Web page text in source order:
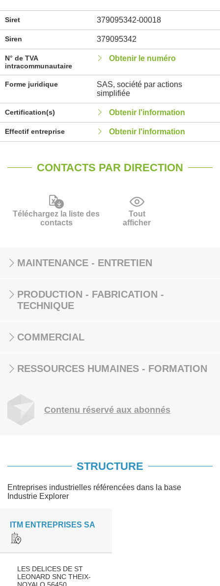
Siret 379095342-00018
Siren 379095342
N° de TVA
intracommunautaire
Obtenir le numéro
Forme juridique
SAS, société par actions
simplifiée
Certification(s) Obtenir l'information
Effectif entreprise Obtenir l'information
CONTACTS PAR DIRECTION
Téléchargez la liste des
contacts
Tout
afficher
MAINTENANCE - ENTRETIEN
PRODUCTION - FABRICATION -
TECHNIQUE
COMMERCIAL
RESSOURCES HUMAINES - FORMATION
Contenu réservé aux abonnés
STRUCTURE
Entreprises industrielles référencées dans la base
Industrie Explorer
ITM ENTREPRISES SA
LES DELICES DE ST
LEONARD SNC THEIX-